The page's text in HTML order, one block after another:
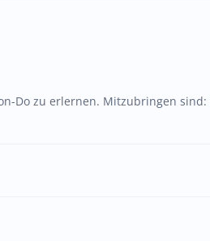
Do zu erlernen. Mitzubringen